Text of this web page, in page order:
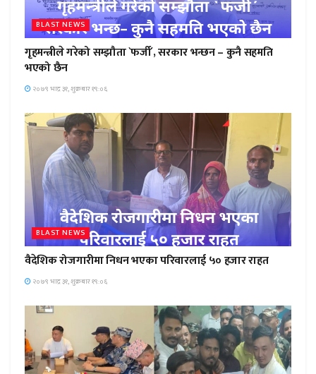
BLAST NEWS
गृहमन्त्रीले गरेको सम्झौता `फर्जी´, सरकार भन्छन – कुनै सहमति
भएको छैन
२०७९ भाद्र ३१, शुक्रबार १९:०६
BLAST NEWS
वैदेशिक रोजगारीमा निधन भएका परिवारलाई ५० हजार राहत
२०७९ भाद्र ३१, शुक्रबार १९:०६